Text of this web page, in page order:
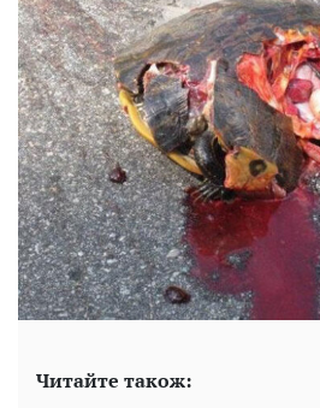
Читайте також: